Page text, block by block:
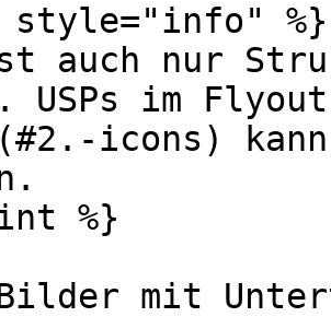
style="info" %}
auch nur
USPs im
icons)
%}
mit